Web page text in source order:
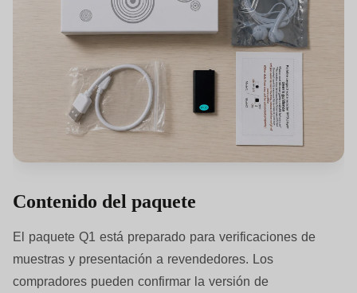
Contenido del paquete
El paquete Q1 está preparado para verificaciones de
muestras y presentación a revendedores. Los
compradores pueden confirmar la versión de